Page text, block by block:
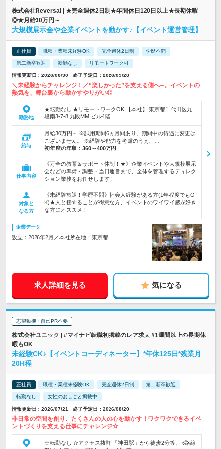
株式会社Reversal | ★完全週休2日制★年間休日120日以上★長期休暇
◎★月給30万円～
大規模展示会や企業イベントを動かす♪【イベント運営管理】
正社員 職種・業種未経験OK 完全週休2日制 学歴不問
第二新卒歓迎 転勤なし リモートワーク可
情報更新日：2026/06/30 終了予定日：2026/09/28
＼未経験からチャレンジ！／“楽しかった”を支える側へ─。イベントの
熱気を、舞台裏から動かすやりがい◎
勤務地
★転勤なし ★リモートワークOK 【本社】 東京都千代田区九
段南3-7-8 九段MMIビル4階
給与
月給30万円～ ※試用期間6ヵ月間あり。期間中の待遇に変更は
ございません。 ※経験や能力を考慮のうえ、…
初年度の年収： 360～400万円
仕事内容
《万全の教育＆サポート体制！★》企業イベントや大規模展示
会などの準備・調整・当日運営まで、全体を管理するディレク
ション業務をお任せします！
対象と
なる方
《未経験歓迎！学歴不問》社会人経験がある方(1年程度でもO
K)★人と接することが得意な方、イベントのワイワイ感が好き
な方にオススメ！
企業データ
設立：2026年2月／本社所在地：東京都
求人詳細を見る 気になる
志望動機・自己PR不要
株式会社ユニック | #マイナビ転職初掲載のレア求人 #1週間以上の長期休
暇もOK
未経験OK♪【イベントコーディネーター】*年休125日*残業月
20H程
正社員 職種・業種未経験OK 完全週休2日制 第二新卒歓迎
転勤なし 女性のおしごと掲載中
情報更新日：2026/07/21 終了予定日：2026/08/20
非日常の空間を創り、たくさんの人の心を動かす！ワクワクできるイベ
ントづくりを支える仕事にチャレンジ☆
☆転勤なし ☆アクセス抜群 「神田駅」から徒歩2分等、 6路線